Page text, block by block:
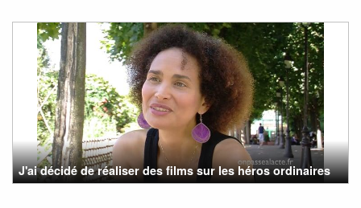
J'ai décidé de réaliser des films sur les héros ordinaires